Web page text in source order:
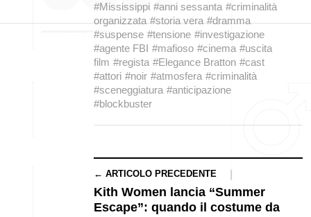
#Mississippi #anni sessanta #criminalità
organizzata #storia vera #dramma
#suspense #tensione #investigazione
#agente FBI #mafioso #cinema #uscita
film #regista #Elegance Bratton #cast
#attori #noir #atmosfera #criminalità
#sceneggiatura #anticipazione
#blockbuster
← ARTICOLO PRECEDENTE
Kith Women lancia “Summer
Escape”: quando il costume da